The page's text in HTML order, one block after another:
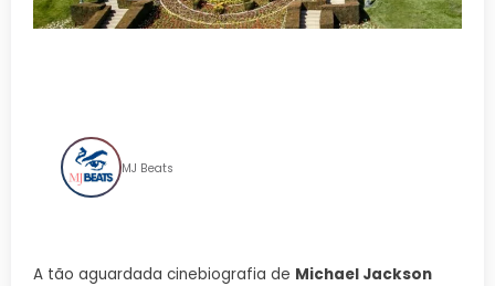
MJ Beats
A tão aguardada cinebiografia de Michael Jackson